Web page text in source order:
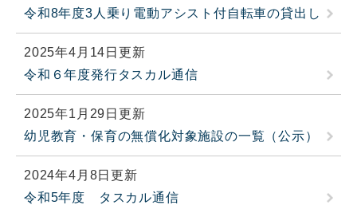
令和8年度3人乗り電動アシスト付自転車の貸出し
2025年4月14日更新
令和６年度発行タスカル通信
2025年1月29日更新
幼児教育・保育の無償化対象施設の一覧（公示）
2024年4月8日更新
令和5年度 タスカル通信